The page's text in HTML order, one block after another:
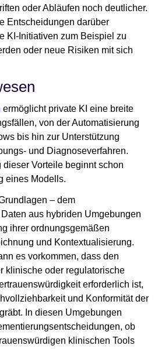
oder Abläufen noch deutlicher.
Entscheidungen darüber
KI-Initiativen zum Beispiel zu
oder neue Risiken mit sich
ermöglicht private KI eine breite
von der Automatisierung
bis hin zur Unterstützung
und Diagnoseverfahren.
Vorteile beginnt schon
eines Modells.
– dem
aus hybriden Umgebungen
ihrer ordnungsgemäßen
und Kontextualisierung.
es vorkommen, dass den
klinische oder regulatorische
erforderlich ist,
und Konformität der
In diesen Umgebungen
ob
klinischen Tools